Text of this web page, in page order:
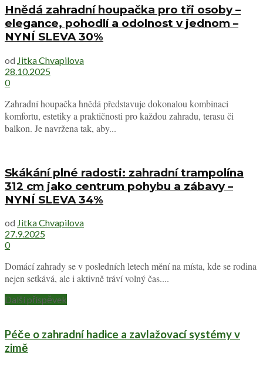
Hnědá zahradní houpačka pro tři osoby –
elegance, pohodlí a odolnost v jednom –
NYNÍ SLEVA 30%
od Jitka Chvapilova
28.10.2025
0
Zahradní houpačka hnědá představuje dokonalou kombinaci
komfortu, estetiky a praktičnosti pro každou zahradu, terasu či
balkon. Je navržena tak, aby...
Skákání plné radosti: zahradní trampolína
312 cm jako centrum pohybu a zábavy –
NYNÍ SLEVA 34%
od Jitka Chvapilova
27.9.2025
0
Domácí zahrady se v posledních letech mění na místa, kde se rodina
nejen setkává, ale i aktivně tráví volný čas....
Další příspěvek
Péče o zahradní hadice a zavlažovací systémy v
zimě